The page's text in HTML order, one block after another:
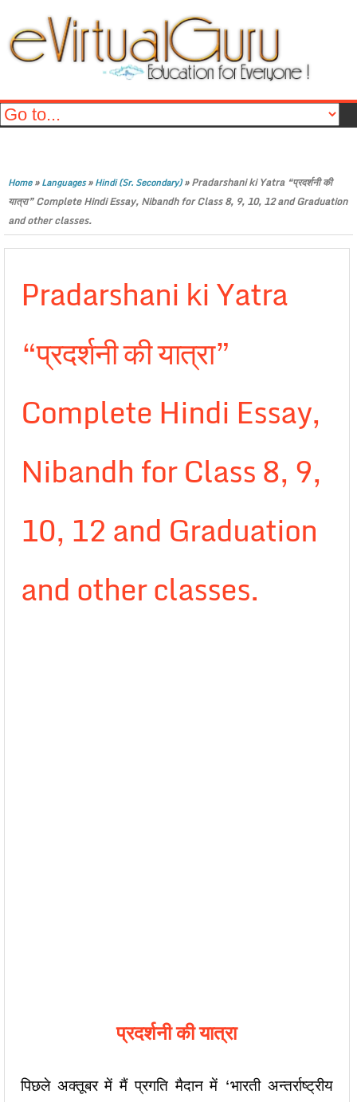
Home»Languages»Hindi (Sr. Secondary)»Pradarshani ki Yatra “प्रदर्शनी की
यात्रा” Complete Hindi Essay, Nibandh for Class 8, 9, 10, 12 and Graduation
and other classes.
Pradarshani ki Yatra
“प्रदर्शनी की यात्रा”
Complete Hindi Essay,
Nibandh for Class 8, 9,
10, 12 and Graduation
and other classes.
प्रदर्शनी की यात्रा
पिछले अक्तूबर में मैं प्रगति मैदान में ‘भारती अन्तर्राष्ट्रीय